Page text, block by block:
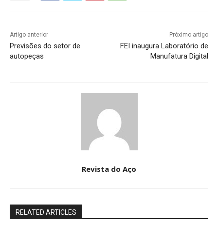
Artigo anterior
Previsões do setor de
autopeças
Próximo artigo
FEI inaugura Laboratório de
Manufatura Digital
Revista do Aço
RELATED ARTICLES